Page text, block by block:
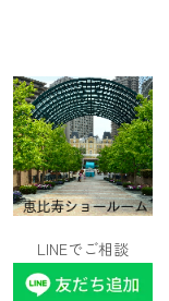
LINEでご相談